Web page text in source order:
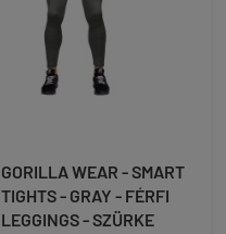
GORILLA WEAR - SMART
TIGHTS - GRAY - FÉRFI
LEGGINGS - SZÜRKE